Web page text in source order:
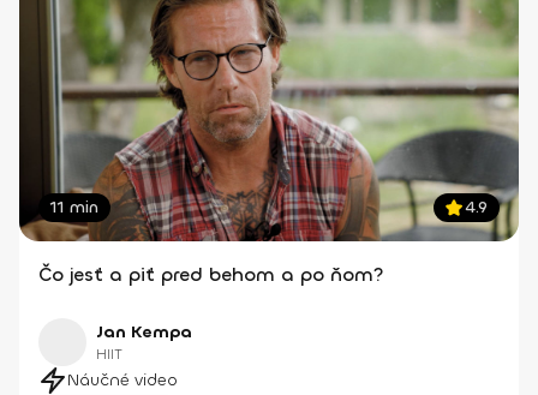
11 min 4.9
Čo jesť a piť pred behom a po ňom?
Jan Kempa
HIIT
Náučné video